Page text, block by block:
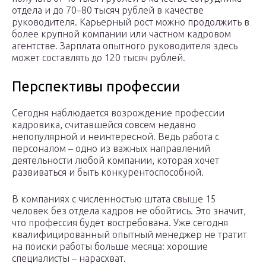
отдела и до 70–80 тысяч рублей в качестве
руководителя. Карьерный рост можно продолжить в
более крупной компании или частном кадровом
агентстве. Зарплата опытного руководителя здесь
может составлять до 120 тысяч рублей.
Перспективы профессии
Сегодня наблюдается возрождение профессии
кадровика, считавшейся совсем недавно
непопулярной и неинтересной. Ведь работа с
персоналом – одно из важных направлений
деятельности любой компании, которая хочет
развиваться и быть конкурентоспособной.
В компаниях с численностью штата свыше 15
человек без отдела кадров не обойтись. Это значит,
что профессия будет востребована. Уже сегодня
квалифицированный опытный менеджер не тратит
на поиски работы больше месяца: хорошие
специалисты – нарасхват.